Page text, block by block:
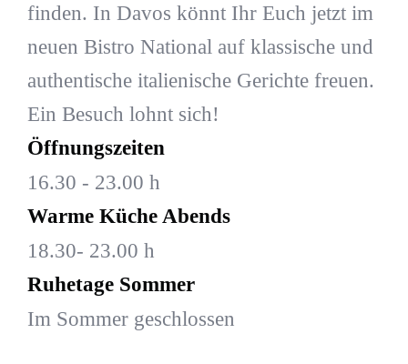
finden. In Davos könnt Ihr Euch jetzt im
neuen Bistro National auf klassische und
authentische italienische Gerichte freuen.
Ein Besuch lohnt sich!
Öffnungszeiten
16.30 - 23.00 h
Warme Küche Abends
18.30- 23.00 h
Ruhetage Sommer
Im Sommer geschlossen